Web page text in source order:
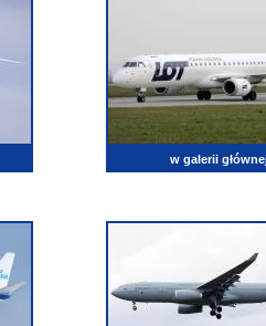
w galerii